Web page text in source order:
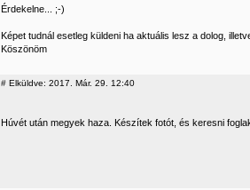
Érdekelne... ;-)
Képet tudnál esetleg küldeni ha aktuális lesz a dolog,
Köszönöm
# Elküldve: 2017. Már. 29. 12:40
Húvét után megyek haza. Készítek fotót, és keresni